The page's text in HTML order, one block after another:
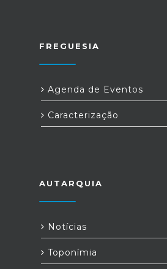
FREGUESIA
Agenda de Eventos
Caracterização
AUTARQUIA
Notícias
Toponímia